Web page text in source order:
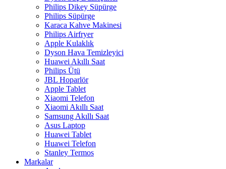
Philips Dikey Süpürge
Philips Süpürge
Karaca Kahve Makinesi
Philips Airfryer
Apple Kulaklık
Dyson Hava Temizleyici
Huawei Akıllı Saat
Philips Ütü
JBL Hoparlör
Apple Tablet
Xiaomi Telefon
Xiaomi Akıllı Saat
Samsung Akıllı Saat
Asus Laptop
Huawei Tablet
Huawei Telefon
Stanley Termos
Markalar